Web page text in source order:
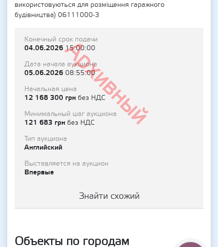
використовуються для розміщення гаражного
будівництва) 06111000-3
Архивный
Конечный срок подачи
04.06.202615:00:00
Дата начала аукциона
05.06.2026 08:55:00
Начальная цена
12 168 300 грн без НДС
Минимальный шаг аукциона
121 683 грн без НДС
Тип аукциона
Английский
Выставляется на аукцион
Впервые
Знайти схожий
Объекты по городам